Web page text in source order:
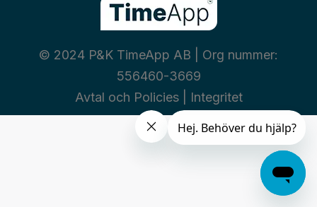
© 2024 P&K TimeApp AB | Org nummer:
556460-3669
Avtal och Policies| Integritet